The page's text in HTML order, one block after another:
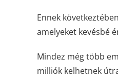
Ennek
amelyeket kevésbé
Mindez még több
milliók kelhetnek